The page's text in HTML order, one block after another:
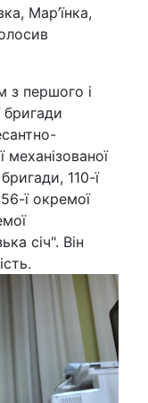
Мар’їнка,
з першого і
бригади
110-ї
ї окремої
січ". Він